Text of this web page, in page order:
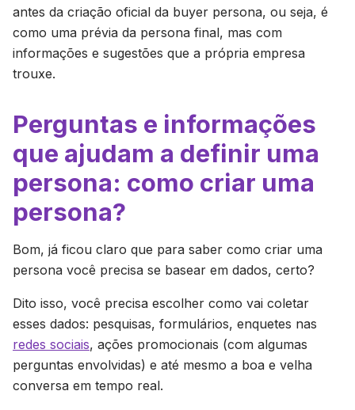
antes da criação oficial da buyer persona, ou seja, é
como uma prévia da persona final, mas com
informações e sugestões que a própria empresa
trouxe.
Perguntas e informações
que ajudam a definir uma
persona: como criar uma
persona?
Bom, já ficou claro que para saber como criar uma
persona você precisa se basear em dados, certo?
Dito isso, você precisa escolher como vai coletar
esses dados: pesquisas, formulários, enquetes nas
redes sociais, ações promocionais (com algumas
perguntas envolvidas) e até mesmo a boa e velha
conversa em tempo real.